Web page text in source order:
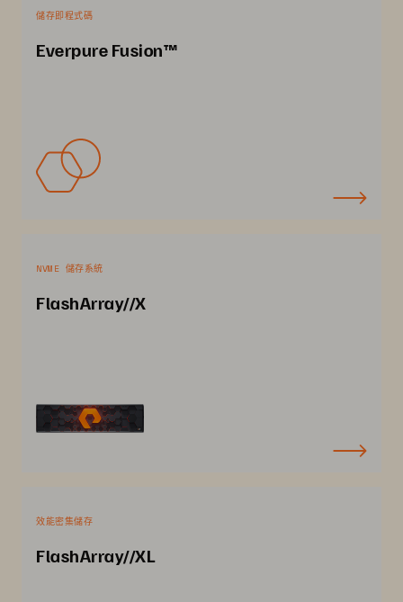
儲存即程式碼
Everpure Fusion™
NVME 儲存系統
FlashArray//X
效能密集儲存
FlashArray//XL